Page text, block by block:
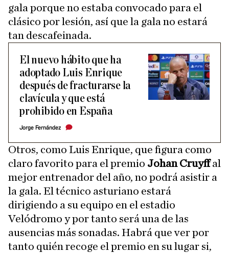
gala porque no estaba convocado para el
clásico por lesión, así que la gala no estará
tan descafeinada.
El nuevo hábito que ha
adoptado Luis Enrique
después de fracturarse la
clavícula y que está
prohibido en España
Jorge Fernández
Otros, como Luis Enrique, que figura como
claro favorito para el premio Johan Cruyffal
mejor entrenador del año, no podrá asistir a
la gala. El técnico asturiano estará
dirigiendo a su equipo en el estadio
Velódromo y por tanto será una de las
ausencias más sonadas. Habrá que ver por
tanto quién recoge el premio en su lugar si,